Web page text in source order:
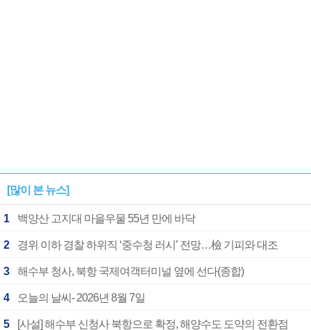
[많이 본 뉴스]
1 백양산 고지대 마을우물 55년 만에 바닥
2 경위 이하 경찰 하위직 ‘중수청 러시’ 전망…檢 기피와 대조
3 해수부 청사, 북항 국제여객터미널 옆에 선다(종합)
4 오늘의 날씨- 2026년 8월 7일
5 [사설] 해수부 신청사 북항으로 확정, 해양수도 도약의 전환점